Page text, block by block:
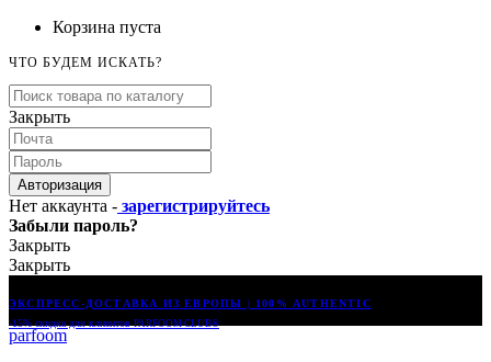
Корзина пуста
ЧТО БУДЕМ ИСКАТЬ?
Закрыть
Авторизация
Нет аккаунта - зарегистрируйтесь
Забыли пароль?
Закрыть
Закрыть
ЭКСПРЕСС-ДОСТАВКА ИЗ ЕВРОПЫ | 100% AUTHENTIC
-15% скидка для клиентов PARFOOM CLUB®
parfoom